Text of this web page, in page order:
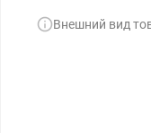
Внешний вид